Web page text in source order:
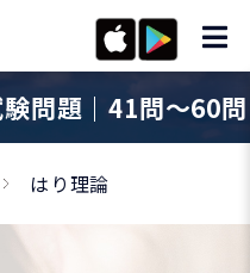
問題｜41問〜60問
はり理論